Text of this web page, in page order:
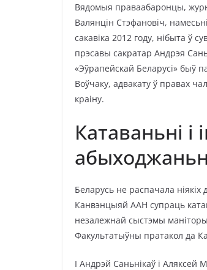
Вядомыя праваабаронцы,
Валянцін Стэфановіч,
сакавіка 2012 году, нібыта ў
прэсавы сакратар Андрэя
«Эўрапейскай Беларусі» быў
Воўчаку, адвакату ў правах
краіну.
Катаваньні
Беларусь не распачала
Канвэнцыяй ААН супраць
незалежнай сыстэмы
Факультатыўны пратакол да
І Андрэй Саньнікаў і Аляксей